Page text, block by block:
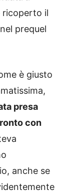
ricoperto il
prequel
è giusto
presa
con
anche se